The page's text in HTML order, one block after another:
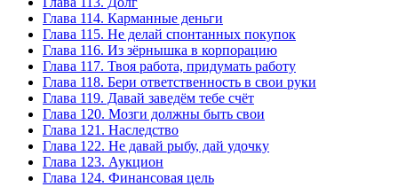
Глава 114. Карманные деньги
Глава 115. Не делай спонтанных покупок
Глава 116. Из зёрнышка в корпорацию
Глава 117. Твоя работа, придумать работу
Глава 118. Бери ответственность в свои руки
Глава 119. Давай заведём тебе счёт
Глава 120. Мозги должны быть свои
Глава 121. Наследство
Глава 122. Не давай рыбу, дай удочку
Глава 123. Аукцион
Глава 124. Финансовая цель